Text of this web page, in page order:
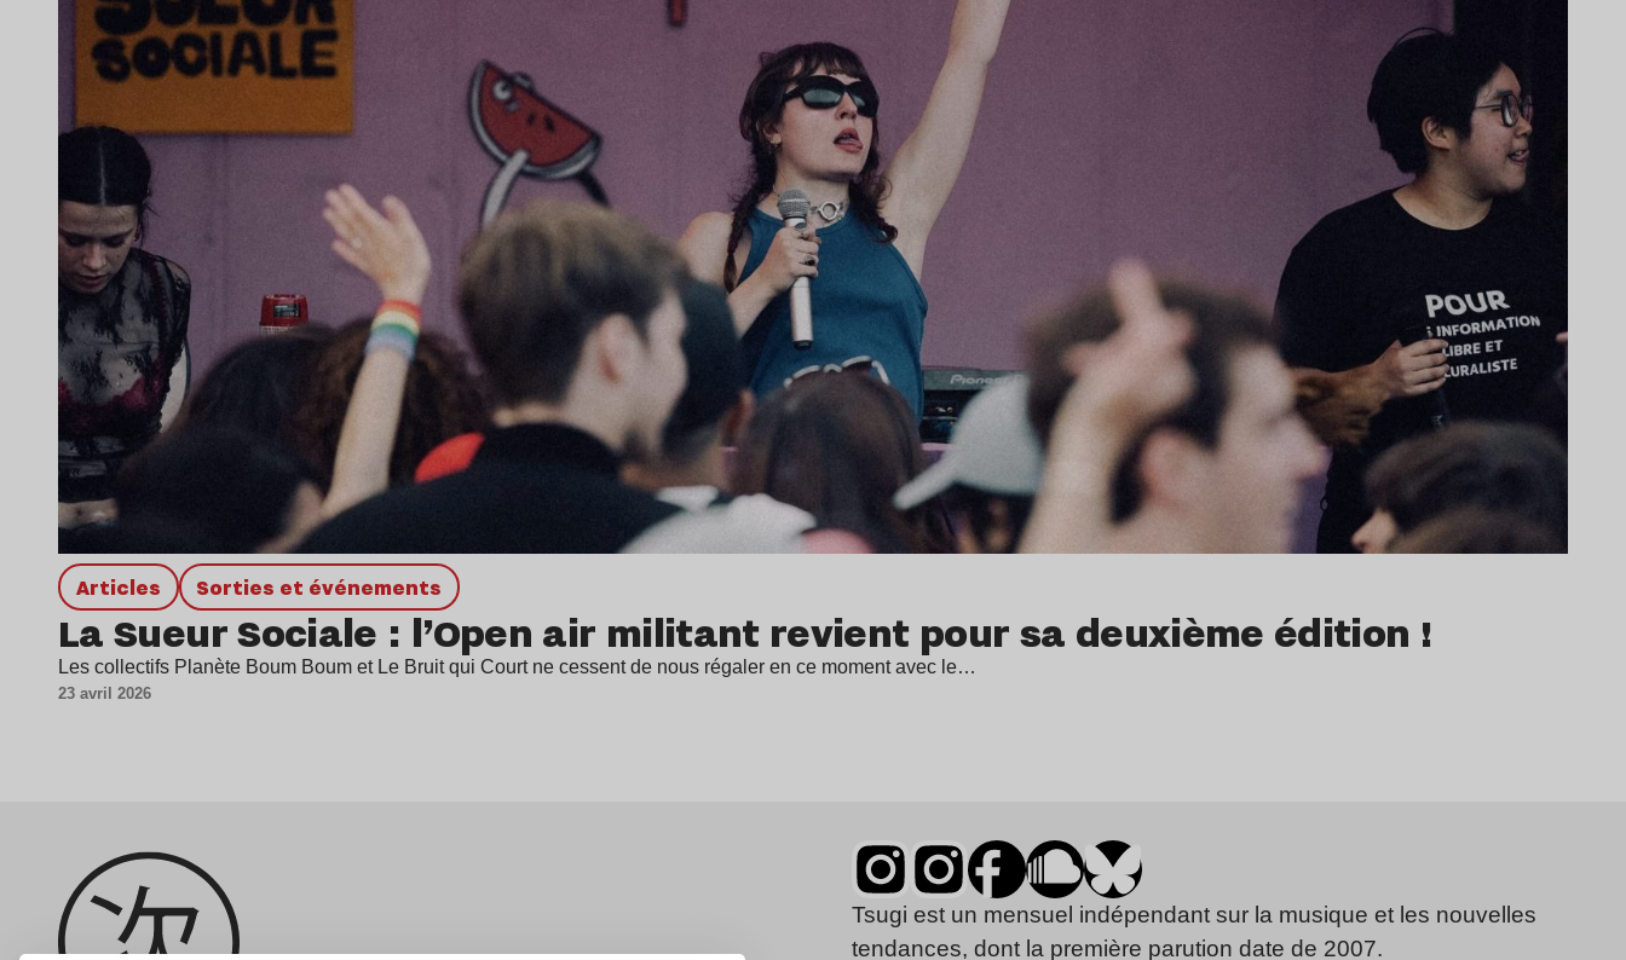
Articles Sorties et événements
La Sueur Sociale : l’Open air militant revient pour sa deuxième édition !
Les collectifs Planète Boum Boum et Le Bruit qui Court ne cessent de nous régaler en ce moment avec le…
23 avril 2026
Tsugi est un mensuel indépendant sur la musique et les nouvelles
tendances, dont la première parution date de 2007.